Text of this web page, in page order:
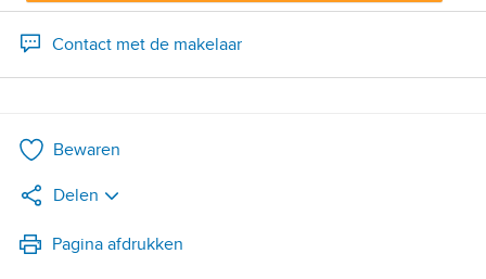
Contact met de makelaar
Bewaren
Delen
LinkedIn
Pagina afdrukken